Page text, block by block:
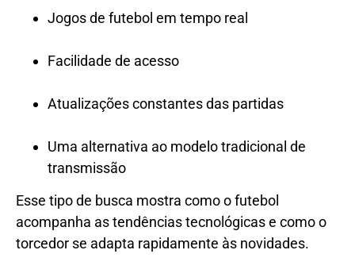
Jogos de futebol em tempo real
Facilidade de acesso
Atualizações constantes das partidas
Uma alternativa ao modelo tradicional de
transmissão
Esse tipo de busca mostra como o futebol
acompanha as tendências tecnológicas e como o
torcedor se adapta rapidamente às novidades.